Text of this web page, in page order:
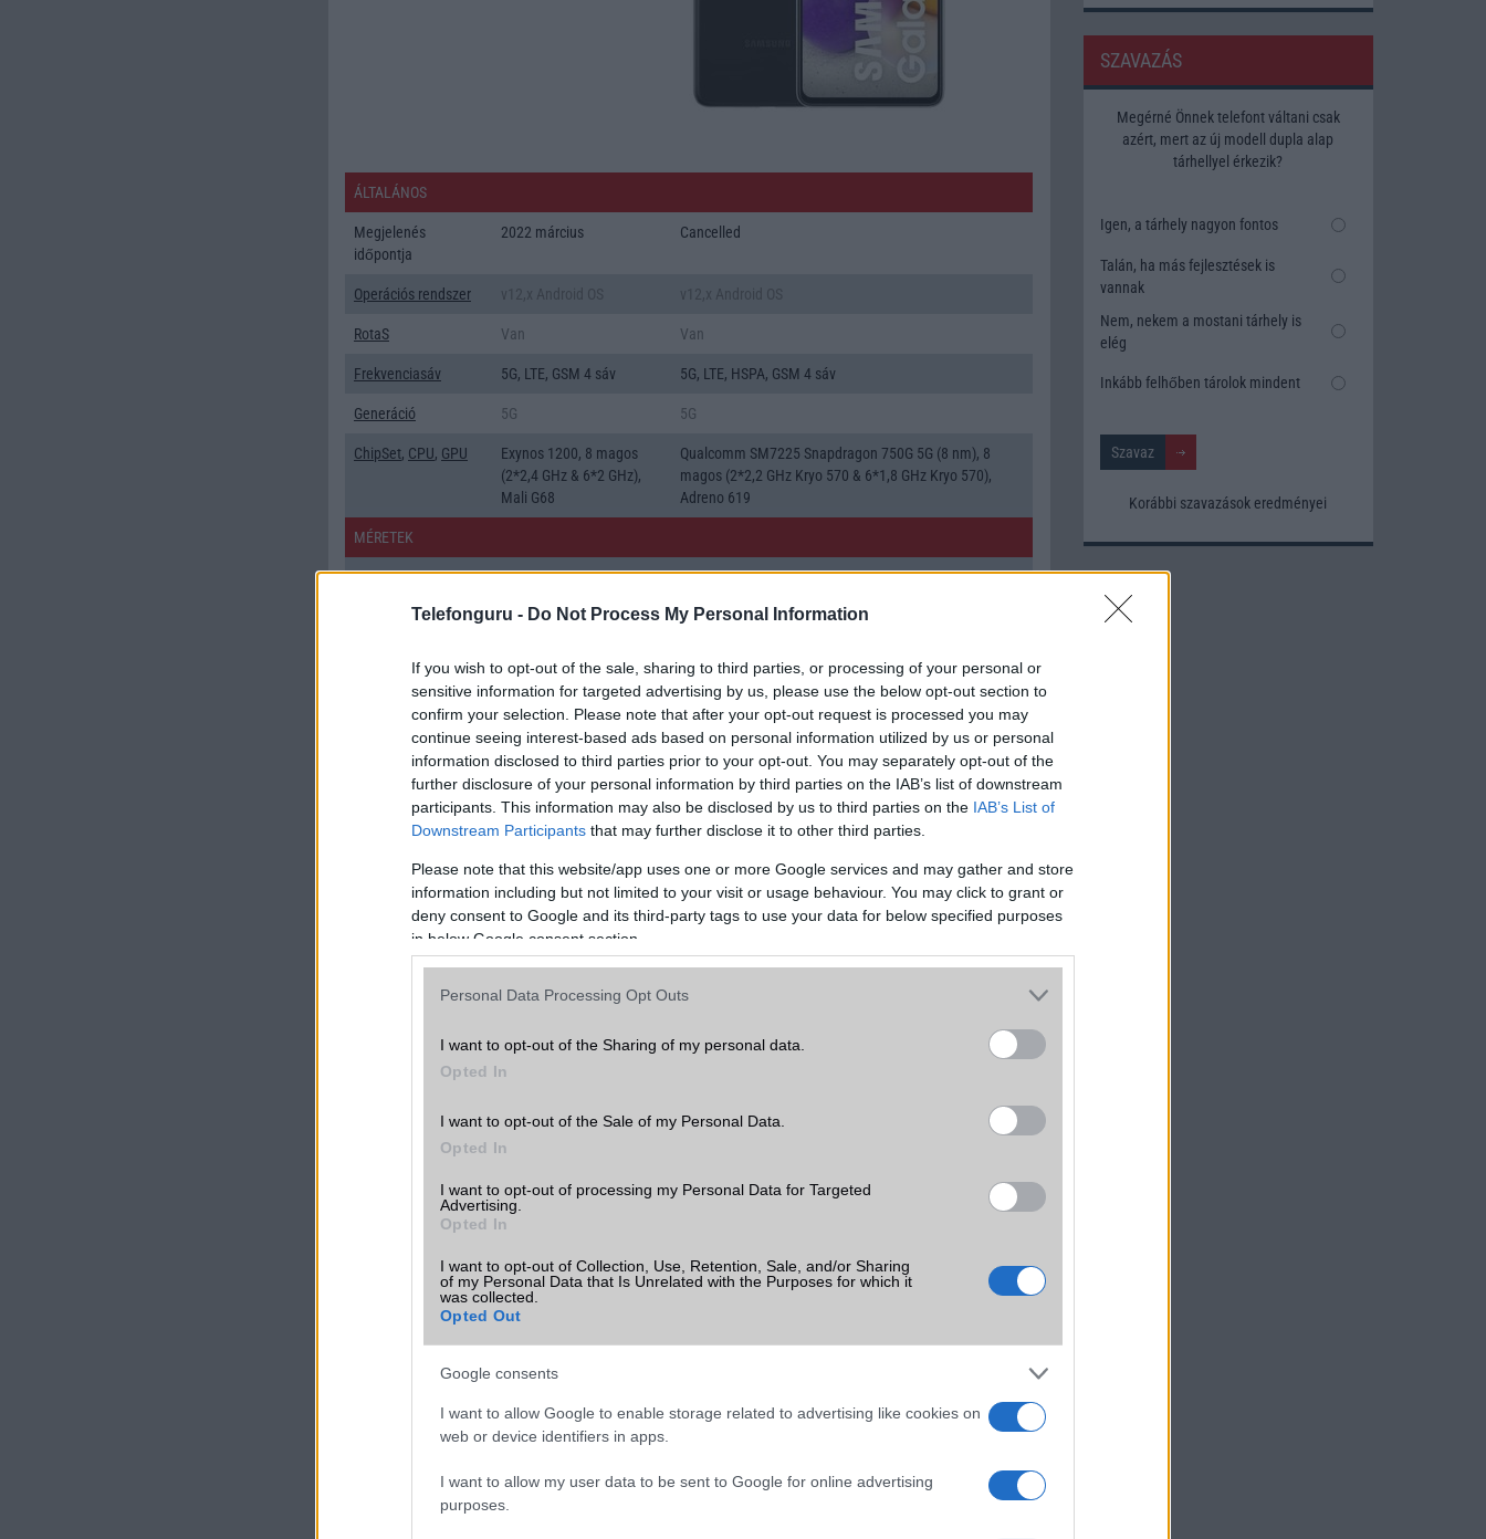
Telefonguru - Do Not Process My Personal Information
If you wish to opt-out of the sale, sharing to third parties, or processing of your personal or
sensitive information for targeted advertising by us, please use the below opt-out section to
confirm your selection. Please note that after your opt-out request is processed you may
continue seeing interest-based ads based on personal information utilized by us or personal
information disclosed to third parties prior to your opt-out. You may separately opt-out of the
further disclosure of your personal information by third parties on the IAB’s list of downstream
participants. This information may also be disclosed by us to third parties on the IAB’s List of
Downstream Participants that may further disclose it to other third parties.
Please note that this website/app uses one or more Google services and may gather and store
information including but not limited to your visit or usage behaviour. You may click to grant or
deny consent to Google and its third-party tags to use your data for below specified purposes
in below Google consent section.
Personal Data Processing Opt Outs
I want to opt-out of the Sharing of my personal data.
Opted In
I want to opt-out of the Sale of my Personal Data.
Opted In
I want to opt-out of processing my Personal Data for Targeted
Advertising.
Opted In
I want to opt-out of Collection, Use, Retention, Sale, and/or Sharing
of my Personal Data that Is Unrelated with the Purposes for which it
was collected.
Opted Out
Google consents
I want to allow Google to enable storage related to advertising like cookies on
web or device identifiers in apps.
I want to allow my user data to be sent to Google for online advertising
purposes.
ÁLTALÁNOS
Megjelenés
időpontja
2022 március Cancelled
Operációs rendszer
RotaS Van Van
Frekvenciasáv 5G, LTE, GSM 4 sáv 5G, LTE, HSPA, GSM 4 sáv
Generáció 5G 5G
ChipSet, CPU, GPU
Exynos 1200, 8 magos
(2*2,4 GHz & 6*2 GHz),
Mali G68
Qualcomm SM7225 Snapdragon 750G 5G (8 nm), 8
magos (2*2,2 GHz Kryo 570 & 6*1,8 GHz Kryo 570),
Adreno 619
MÉRETEK
Súly g 189 203
Méret mm 160*75*9 165*78*9
Kijelző pixel 1080*2400 1080*2400
Kijelző méret -
Színes kijelző Super AmOled Super AmOled
Színárnyalatok
száma db
16m (24 bit) 16m (24 bit)
HANG ÉS KÉP
alap szolgáltatás alap szolgáltatás
4x 4x
felbontás (több
kamera esetén)
64 Mpixel
Video lejátszás 4K UHD lejátszó 4K UHD lejátszó
MEMÓRIA ÉS TÁRHELY
Telefonkönyv db dinamikus dinamikus
SZAVAZÁS
Megérné Önnek telefont váltani csak
azért, mert az új modell dupla alap
tárhellyel érkezik?
Igen, a tárhely nagyon fontos
Talán, ha más fejlesztések is
vannak
Nem, nekem a mostani tárhely is
elég
Inkább felhőben tárolok mindent
Korábbi szavazások eredményei